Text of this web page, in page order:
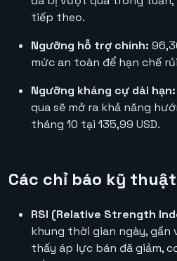
tiếp theo.
Ngưỡng hỗ trợ chính:
mức an toàn để hạn chế
Ngưỡng kháng cự dài hạn:
qua sẽ mở ra khả năng
tháng 10 tại 135,99 USD.
Các chỉ báo kỹ
RSI (Relative Strength
khung thời gian ngày,
thấy áp lực bán đã giảm,